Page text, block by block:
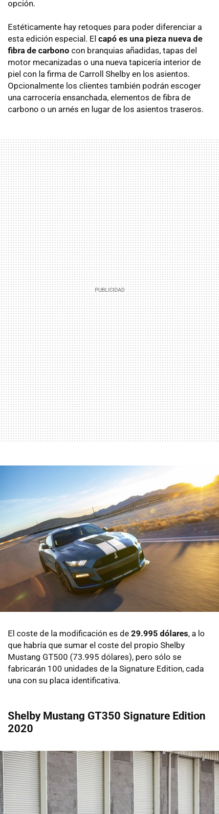
opción.
Estéticamente hay retoques para poder diferenciar a
esta edición especial. El capó es una pieza nueva de
fibra de carbono con branquias añadidas, tapas del
motor mecanizadas o una nueva tapicería interior de
piel con la firma de Carroll Shelby en los asientos.
Opcionalmente los clientes también podrán escoger
una carrocería ensanchada, elementos de fibra de
carbono o un arnés en lugar de los asientos traseros.
El coste de la modificación es de 29.995 dólares, a lo
que habría que sumar el coste del propio Shelby
Mustang GT500 (73.995 dólares), pero sólo se
fabricarán 100 unidades de la Signature Edition, cada
una con su placa identificativa.
Shelby Mustang GT350 Signature Edition
2020